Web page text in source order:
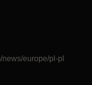
europe/pl-pl